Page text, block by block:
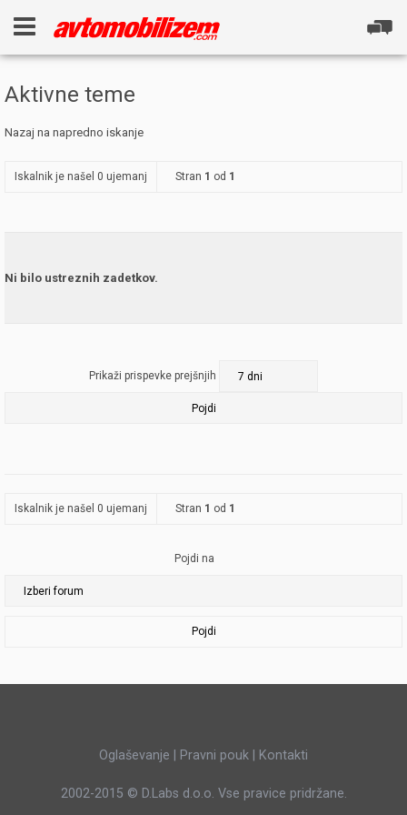
Aktivne teme
Nazaj na napredno iskanje
Iskalnik je našel 0 ujemanj Stran 1 od 1
Ni bilo ustreznih zadetkov.
Prikaži prispevke prejšnjih
Iskalnik je našel 0 ujemanj Stran 1 od 1
Pojdi na
Pojdi
Oglaševanje Pravni pouk Kontakti
2002-2015 © D.Labs d.o.o. Vse pravice pridržane.